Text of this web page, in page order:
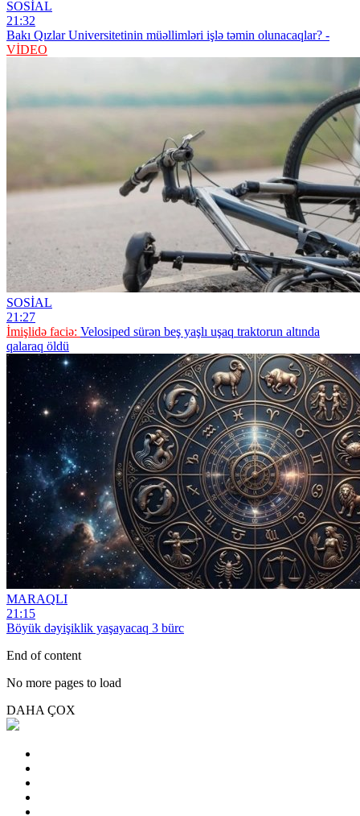
SOSİAL
21:32
Bakı Qızlar Universitetinin müəllimləri işlə təmin olunacaqlar? -
VİDEO
SOSİAL
21:27
İmişlidə faciə: Velosiped sürən beş yaşlı uşaq traktorun altında
qalaraq öldü
MARAQLI
21:15
Böyük dəyişiklik yaşayacaq 3 bürc
End of content
No more pages to load
DAHA ÇOX